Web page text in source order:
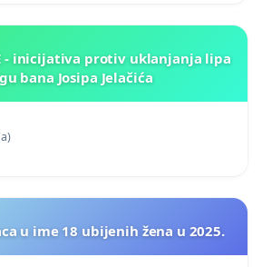
- inicijativa protiv uklanjanja lipa
bana Josipa Jelačića
u ime 18 ubijenih žena u 2025.